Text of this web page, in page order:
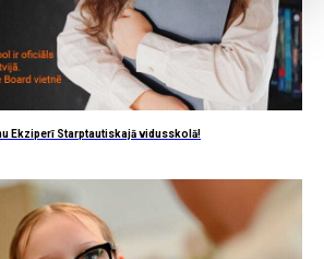
Ekziperī Starptautiskajā vidusskolā!